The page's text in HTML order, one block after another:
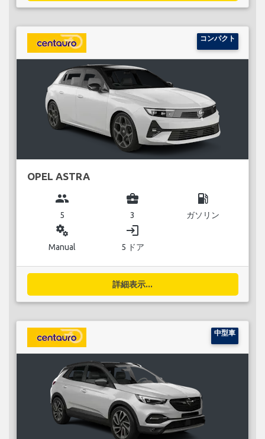
コンパクト
OPEL ASTRA
group
5
business_center
3
local_gas_station
ガソリン
miscellaneous_services
Manual
login
5 ドア
詳細表示...
中型車